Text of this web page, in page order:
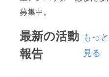
募集中。
最新の活動
報告
もっと
見る